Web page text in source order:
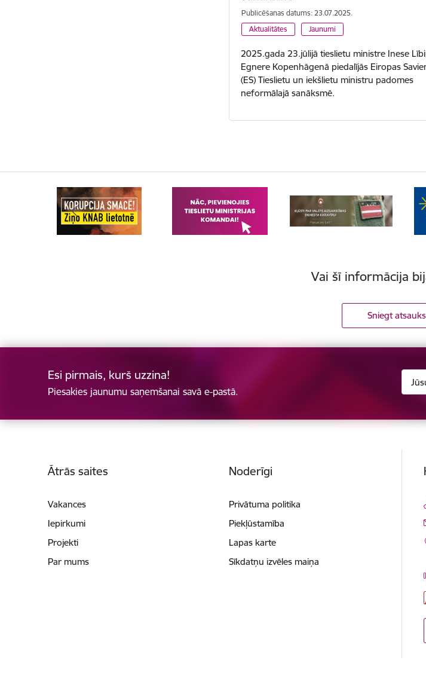
Publicēšanas datums: 23.07.2025.
Aktualitātes
Jaunumi
2025.gada 23.jūlijā tieslietu ministre Inese
Egnere Kopenhāgenā piedalījās Eiropas
(ES) Tieslietu un iekšlietu ministru padomes
neformālajā sanāksmē.
Vai šī informācija
Sniegt
Esi pirmais, kurš uzzina!
Piesakies jaunumu saņemšanai savā e-pastā.
Ātrās saites
Vakances
Iepirkumi
Projekti
Par mums
Noderīgi
Privātuma politika
Piekļūstamība
Lapas karte
Sīkdatņu izvēles maiņa